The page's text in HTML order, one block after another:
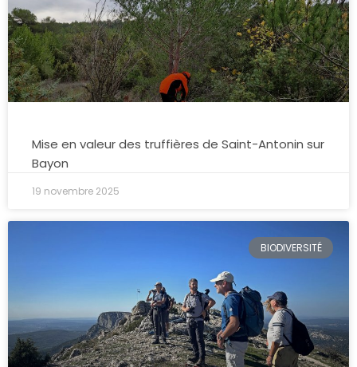
Mise en valeur des truffières de Saint-Antonin sur
Bayon
19 novembre 2025
BIODIVERSITÉ